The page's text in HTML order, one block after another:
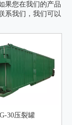
果您在我们的产品
系我们，我们可以
30压裂罐